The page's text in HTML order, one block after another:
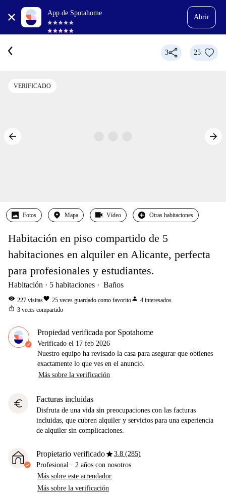
App de Spotahome
Abrir
3 25
VERIFICADO
Fotos Mapa Vídeo Otras habitaciones
Habitación en piso compartido de 5
habitaciones en alquiler en Alicante, perfecta
para profesionales y estudiantes.
Habitación 5 habitaciones Baños
visibility 227 visitasfavorite 25 veces guardado como favoritoperson 4 interesados
ios_share 3 veces compartido
Propiedad verificada por Spotahome
Verificado el 17 feb 2026
Nuestro equipo ha revisado la casa para asegurar que obtienes
exactamente lo que ves en el anuncio.
Más sobre la verificación
euro Facturas incluidas
Disfruta de una vida sin preocupaciones con las facturas
incluidas, que cubren alquiler y servicios para una experiencia
de alquiler sin complicaciones.
Propietario verificadostar3.8 (285)
Profesional · 2 años con nosotros
Más sobre este arrendador
Más sobre la verificación